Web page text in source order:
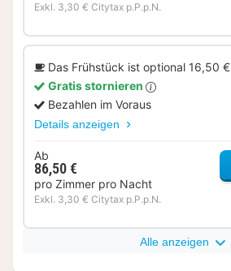
Exkl. 3,30 € Citytax p.P.p.N.
Das Frühstück ist optional 16,50 €
Gratis stornieren
Bezahlen im Voraus
Details anzeigen
Ab
86,50 €
pro Zimmer pro Nacht
Exkl. 3,30 € Citytax p.P.p.N.
Alle anzeigen